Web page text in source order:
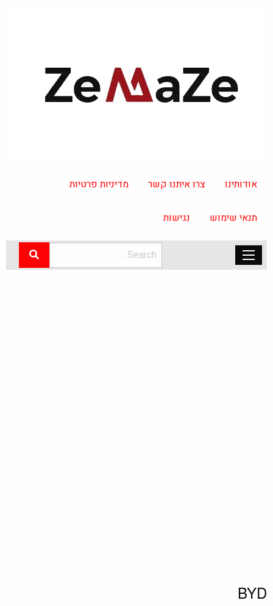
אודותינו צרו איתנו קשר מדיניות פרטיות
תנאי שימוש נגישות
BYD